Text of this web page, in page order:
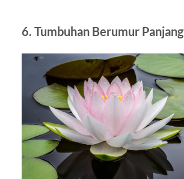
6. Tumbuhan Berumur Panjang